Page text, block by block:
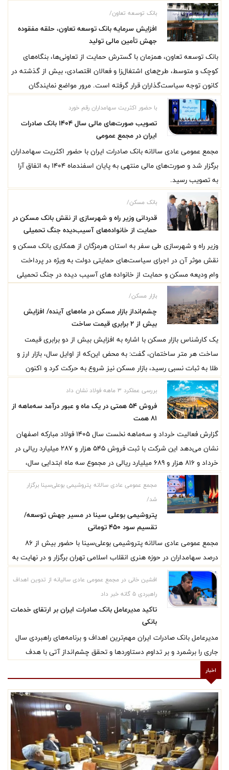
بانک توسعه تعاون/
افزایش سرمایه بانک توسعه تعاون، حلقه مفقوده
جهش تأمین مالی تولید
بانک توسعه تعاون، همزمان با گسترش حمایت از تعاونی‌ها، بنگاه‌های
کوچک و متوسط، طرح‌های اشتغال‌زا و فعالان اقتصادی، بیش از گذشته در
کانون توجه سیاست‌گذاران قرار گرفته است. مرور مواضع نمایندگان
مجلس، کارشناسان اقتصادی و برنامه‌های اعلام‌شده این بانک نشان
می‌دهد افزایش سرمایه دیگر یک مطالبه مدیریتی نیست، بلکه پیش‌شرط
ایفای مؤثرتر نقش بانک در تأمین مالی تولید، توسعه بخش تعاون و
تحقق اهداف برنامه هفتم توسعه به شمار می‌رود.
با حضور اکثریت سهامداران رقم خورد
تصویب صورت‌های مالی سال ۱۴۰۴ بانک صادرات
ایران در مجمع عمومی
مجمع عمومی عادی سالانه بانک صادرات ایران با حضور اکثریت سهامداران
برگزار شد و صورت‌های مالی منتهی به پایان اسفندماه ۱۴۰۴ به اتفاق آرا
به تصویب رسید.
بانک مسکن/
قدردانی وزیر راه و شهرسازی از نقش بانک مسکن در
حمایت از خانواده‌های آسیب‌دیده جنگ تحمیلی
سوم
وزیر راه و شهرسازی طی سفر به استان هرمزگان از همکاری بانک مسکن و
نقش موثر آن در اجرای سیاست‌های حمایتی دولت به ویژه در پرداخت
وام ودیعه مسکن و حمایت از خانواده های آسیب دیده در جنگ تحمیلی
اخیر قدردانی کرد.
بازار مسکن/
چشم‌انداز بازار مسکن در ماه‌های آینده/ افزایش
بیش از ۲ برابری قیمت ساخت
یک کارشناس بازار مسکن با اشاره به افزایش بیش از دو برابری قیمت
ساخت هر متر ساختمان، گفت: به محض این‌که از اوایل سال، بازار ارز و
طلا به ثبات نسبی رسید، بازار مسکن نیز شروع به حرکت کرد و اکنون
قیمت هر متر آپارتمان در تهران به حدود ۲۴۰ میلیون تومان رسیده است.
بررسی عملکرد ۳ ماهه فولاد نشان داد
فروش 54 همتی در یک ماه و عبور درآمد سه‌ماهه از
81 همت
گزارش فعالیت خرداد و سه‌ماهه نخست سال ۱۴۰۵ فولاد مبارکه اصفهان
نشان می‌دهد این شرکت با ثبت فروش ۵۴۵ هزار و ۲۸۷ میلیارد ریالی در
خرداد و ۸۱۶ هزار و ۶۸۹ میلیارد ریالی در مجموع سه ماه ابتدایی سال،
همچنان موتور اصلی زنجیره فولاد کشور باقی مانده است. تداوم فروش
محصولات گرم و حفظ سطح تولید و فروش گندله و آهن اسفنجی، تصویر
روشنی از پایداری عملیاتی این غول فولادی ارائه می‌کند.
مجمع عمومی عادی سالانه پتروشیمی بوعلی‌سینا برگزار
شد/
پتروشیمی بوعلی سینا در مسیر جهش توسعه/
تقسیم سود ۴۵۰ تومانی
مجمع عمومی عادی سالانه پتروشیمی بوعلی‌سینا با حضور بیش از ۸۶
درصد سهامداران در حوزه هنری انقلاب اسلامی تهران برگزار و در نهایت به
مدیرعامل این شرکت همچنین از ثبت رکوردهای تازه در تولید و فروش و
عبور از چالش‌های تأمین خوراک و تعمیرات اساسی در سایه تحریم و جنگ
افشین خانی در مجمع عمومی عادی سالیانه از تدوین اهداف
راهبردی ۵ گانه خبر داد
تاکید مدیرعامل بانک صادرات ایران بر ارتقای خدمات
بانکی
مدیرعامل بانک صادرات ایران مهم‌ترین اهداف و برنامه‌های راهبردی سال
جاری را برشمرد و بر تداوم دستاوردها و تحقق چشم‌انداز آتی با هدف
ارتقای خدمت‌رسانی به مشتریان تاکید کرد.
اخبار